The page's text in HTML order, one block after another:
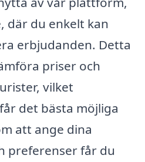
där du enkelt kan
erbjudanden. Detta
priser och
vilket
det bästa möjliga
att ange dina
preferenser får du